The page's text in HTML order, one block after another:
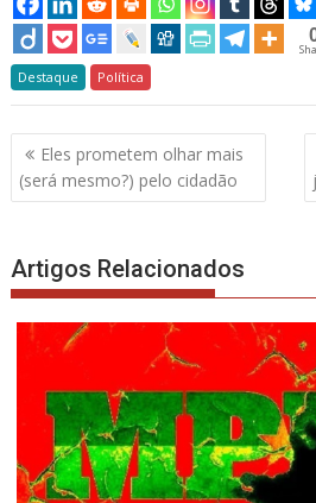
Destaque Política
Navegação
de
artigos
Eles prometem olhar mais
(será mesmo?) pelo cidadão
Artigos Relacionados